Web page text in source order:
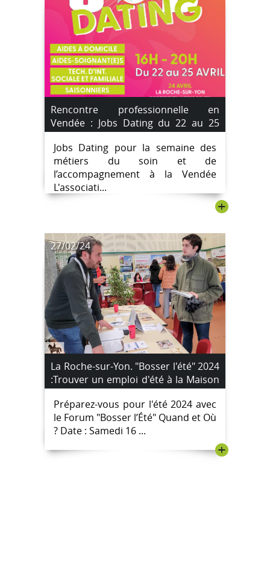
Rencontre professionnelle en
Vendée : Jobs Dating du 22 au 25
avril avec ADAMAD
Jobs Dating pour la semaine des
métiers du soin et de
l’accompagnement à la Vendée
L'associati...
+
27/02/24
La Roche-sur-Yon. "Bosser l'été" 2024
:Trouver un emploi d'été à la Maison
de Quartier du Val d’Ornay : Votre
Guide Complet
Préparez-vous pour l'été 2024 avec
le Forum "Bosser l’Été" Quand et Où
? Date : Samedi 16 ...
+